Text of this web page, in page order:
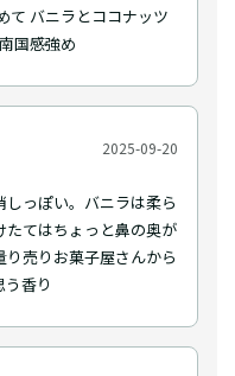
て バニラとココナッツ
国感強め
2025-09-20
っぽい。バニラは柔ら
たてはちょっと鼻の奥が
売りお菓子屋さんから
香り